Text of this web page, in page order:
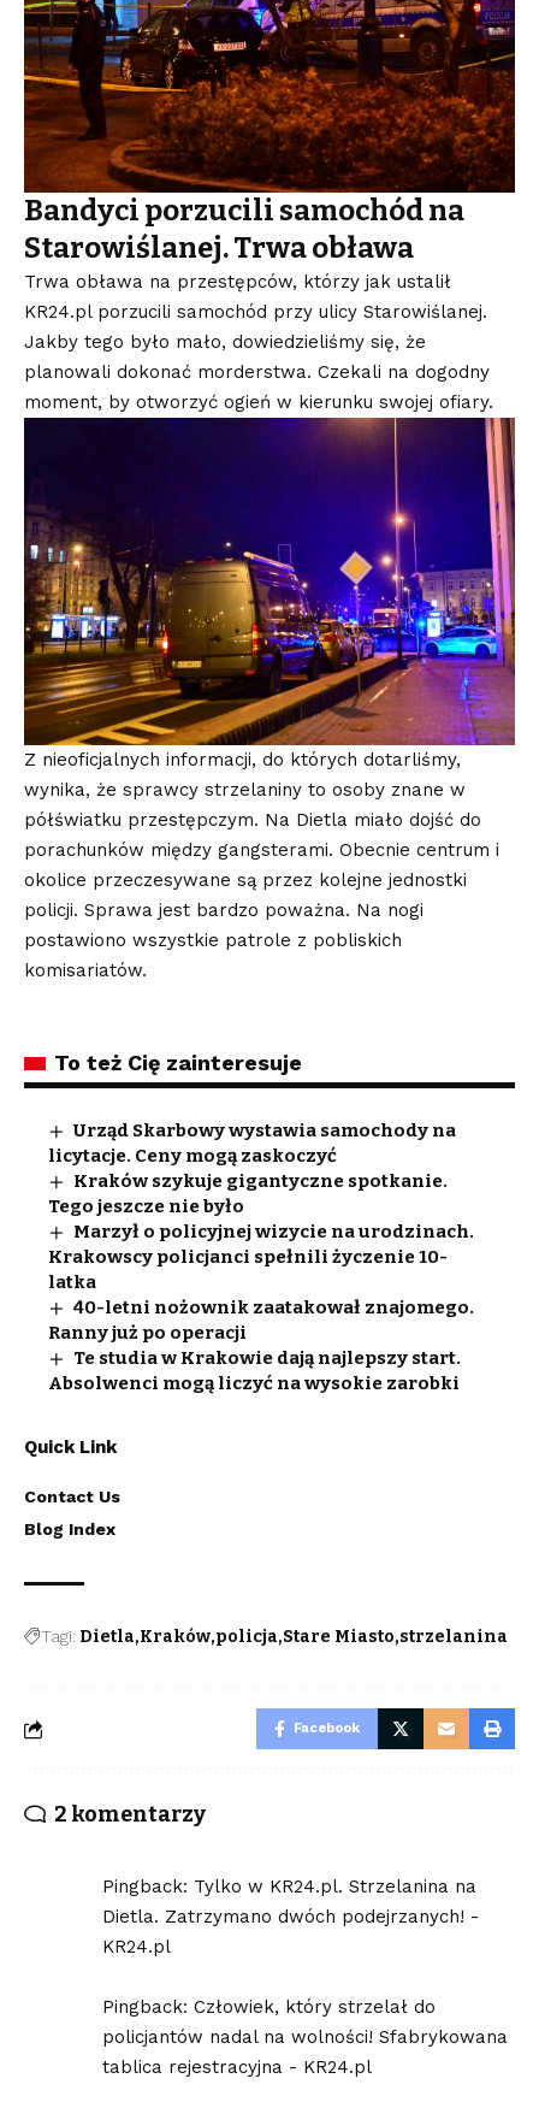
Bandyci porzucili samochód na
Starowiślanej. Trwa obława
Trwa obława na przestępców, którzy jak ustalił
KR24.pl porzucili samochód przy ulicy Starowiślanej.
Jakby tego było mało, dowiedzieliśmy się, że
planowali dokonać morderstwa. Czekali na dogodny
moment, by otworzyć ogień w kierunku swojej ofiary.
Z nieoficjalnych informacji, do których dotarliśmy,
wynika, że sprawcy strzelaniny to osoby znane w
półświatku przestępczym. Na Dietla miało dojść do
porachunków między gangsterami. Obecnie centrum i
okolice przeczesywane są przez kolejne jednostki
policji. Sprawa jest bardzo poważna. Na nogi
postawiono wszystkie patrole z pobliskich
komisariatów.
To też Cię zainteresuje
Urząd Skarbowy wystawia samochody na
licytacje. Ceny mogą zaskoczyć
Kraków szykuje gigantyczne spotkanie.
Tego jeszcze nie było
Marzył o policyjnej wizycie na urodzinach.
Krakowscy policjanci spełnili życzenie 10-
latka
40-letni nożownik zaatakował znajomego.
Ranny już po operacji
Te studia w Krakowie dają najlepszy start.
Absolwenci mogą liczyć na wysokie zarobki
Quick Link
Contact Us
Blog Index
Tagi: Dietla Kraków policja Stare Miasto strzelanina
Facebook
2 komentarzy
Pingback: Tylko w KR24.pl. Strzelanina na
Dietla. Zatrzymano dwóch podejrzanych! -
KR24.pl
Pingback: Człowiek, który strzelał do
policjantów nadal na wolności! Sfabrykowana
tablica rejestracyjna - KR24.pl